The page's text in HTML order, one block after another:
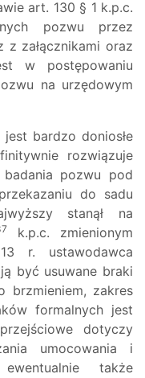
art. 130 § 1 k.p.c.
pozwu przez
z załącznikami oraz
w postępowaniu
na urzędowym
jest bardzo doniosłe
rozwiązuje
pozwu pod
do sadu
stanął na
k.p.c. zmienionym
r. ustawodawca
być usuwane braki
brzmieniem, zakres
formalnych jest
dotyczy
umocowania i
ewentualnie także